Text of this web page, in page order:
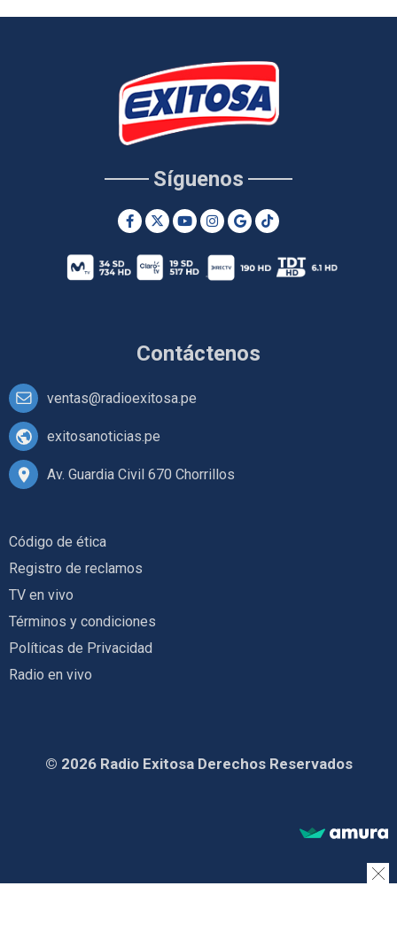
Contáctenos
ventas@radioexitosa.pe
exitosanoticias.pe
Av. Guardia Civil 670 Chorrillos
Síguenos
Código de ética
Registro de reclamos
TV en vivo
Términos y condiciones
Políticas de Privacidad
Radio en vivo
© 2026 Radio Exitosa Derechos Reservados